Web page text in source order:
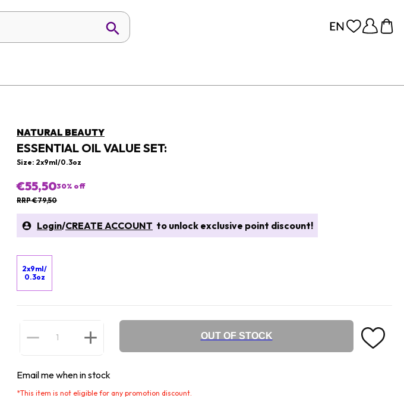
NATURAL BEAUTY
ESSENTIAL OIL VALUE SET:
Size: 2x9ml/0.3oz
€55,5030% off
RRP €79,50
Login/CREATE ACCOUNT to unlock exclusive point discount!
2x9ml/
0.3oz
OUT OF STOCK
Email me when in stock
*This item is not eligible for any promotion discount.